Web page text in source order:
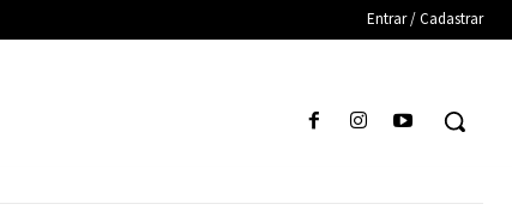
Entrar / Cadastrar